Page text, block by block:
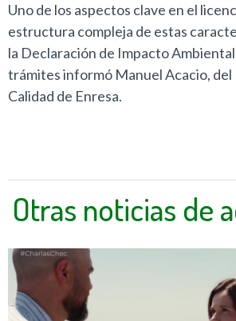
Uno de los aspectos clave en el
estructura compleja de estas
la Declaración de Impacto
trámites informó Manuel Acacio,
Calidad de Enresa.
Otras noticias de